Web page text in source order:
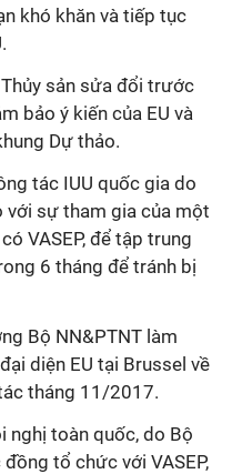
khó khăn và tiếp tục
sản sửa đổi trước
bảo ý kiến của EU và
Dự thảo.
tác IUU quốc gia do
với sự tham gia của một
VASEP, để tập trung
6 tháng để tránh bị
Bộ NN&PTNT làm
diện EU tại Brussel về
tháng 11/2017.
toàn quốc, do Bộ
tổ chức với VASEP,